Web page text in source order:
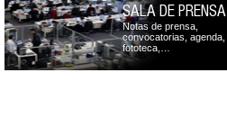
SALA DE PRENSA
Notas de prensa,
convocatorias, agenda,
fototeca,…